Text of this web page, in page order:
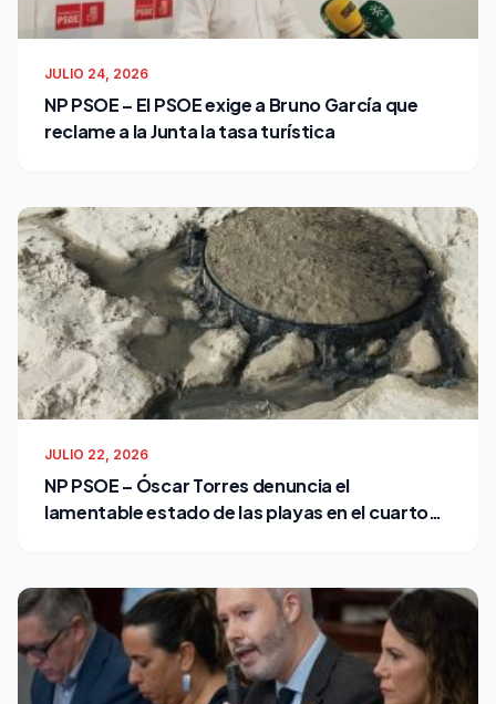
JULIO 24, 2026
NP PSOE – El PSOE exige a Bruno García que
reclame a la Junta la tasa turística
JULIO 22, 2026
NP PSOE – Óscar Torres denuncia el
lamentable estado de las playas en el cuarto